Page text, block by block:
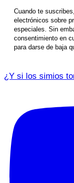
Cuando te
electrónicos sobre
especiales. Sin
consentimiento en
para darse de baja
¿Y si los simios